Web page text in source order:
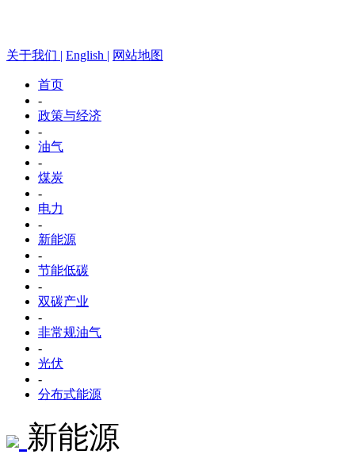
关于我们 | English | 网站地图
首页
-
政策与经济
-
油气
-
煤炭
-
电力
-
新能源
-
节能低碳
-
双碳产业
-
非常规油气
-
光伏
-
分布式能源
新能源